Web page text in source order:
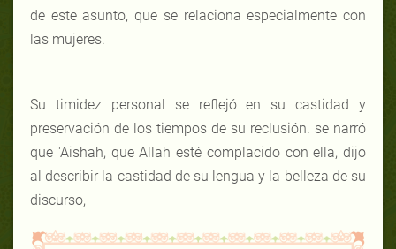
de este asunto, que se relaciona especialmente con
las mujeres.
Su timidez personal se reflejó en su castidad y
preservación de los tiempos de su reclusión. se narró
que 'Aishah, que Allah esté complacido con ella, dijo
al describir la castidad de su lengua y la belleza de su
discurso,